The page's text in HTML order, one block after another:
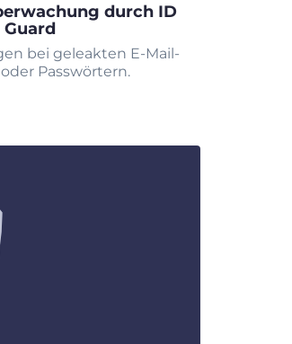
durch ID
Guard
bei geleakten E-Mail-
Passwörtern.